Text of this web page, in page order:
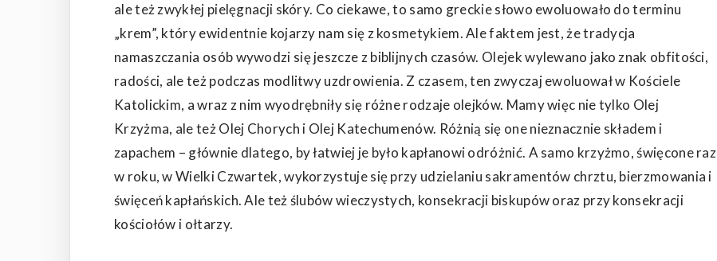
ale też zwykłej pielęgnacji skóry. Co ciekawe, to samo greckie słowo ewoluowało do terminu
„krem”, który ewidentnie kojarzy nam się z kosmetykiem. Ale faktem jest, że tradycja
namaszczania osób wywodzi się jeszcze z biblijnych czasów. Olejek wylewano jako znak obfitości,
radości, ale też podczas modlitwy uzdrowienia. Z czasem, ten zwyczaj ewoluował w Kościele
Katolickim, a wraz z nim wyodrębniły się różne rodzaje olejków. Mamy więc nie tylko Olej
Krzyżma, ale też Olej Chorych i Olej Katechumenów. Różnią się one nieznacznie składem i
zapachem – głównie dlatego, by łatwiej je było kapłanowi odróżnić. A samo krzyżmo, święcone raz
w roku, w Wielki Czwartek, wykorzystuje się przy udzielaniu sakramentów chrztu, bierzmowania i
święceń kapłańskich. Ale też ślubów wieczystych, konsekracji biskupów oraz przy konsekracji
kościołów i ołtarzy.